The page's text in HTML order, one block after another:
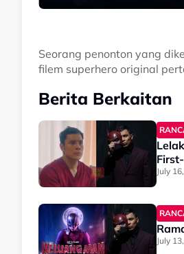
Seorang penonton yang
filem superhero original
Berita Berkaitan
July
July